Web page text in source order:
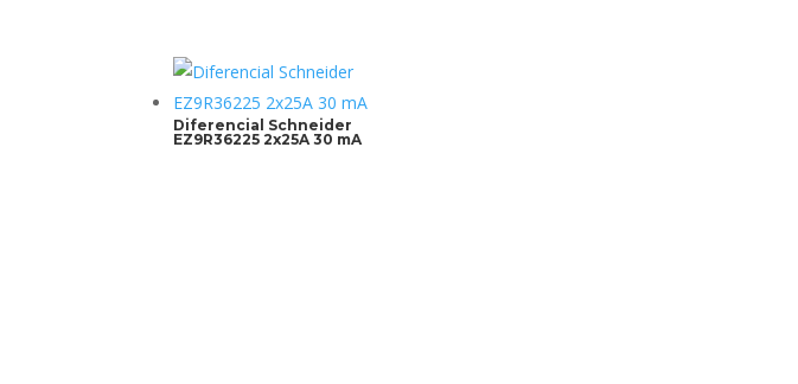
Diferencial Schneider
EZ9R36225 2x25A 30 mA